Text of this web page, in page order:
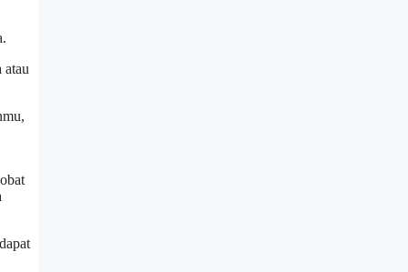
atau